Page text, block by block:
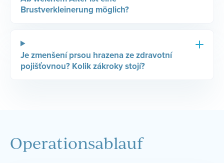
Brustverkleinerung möglich?
Je zmenšení prsou hrazena ze zdravotní
pojišťovnou? Kolik zákroky stojí?
Operationsablauf